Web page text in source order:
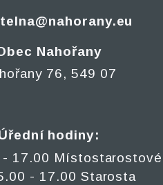
Nahořany
76, 549 07
hodiny:
- 17.00 Místostarostové
- 17.00 Starosta